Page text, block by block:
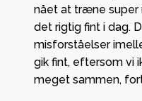
nået at træne super
det rigtig fint i dag.
misforståelser
gik fint, eftersom vi
meget sammen,